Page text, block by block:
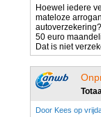
Hoewel iedere
mateloze
50 euro
Dat is niet
Door Kees op